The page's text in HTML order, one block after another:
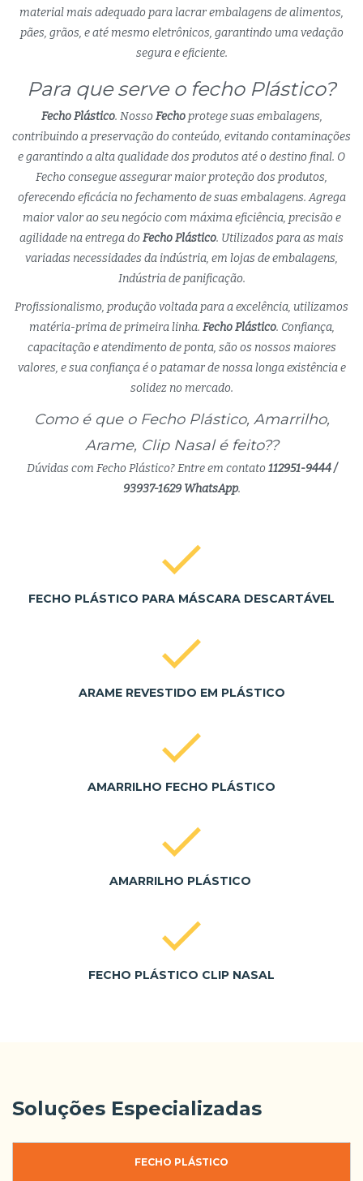
material mais adequado para lacrar embalagens de alimentos,
pães, grãos, e até mesmo eletrônicos, garantindo uma vedação
segura e eficiente.
Para que serve o fecho Plástico?
Fecho Plástico. Nosso Fechoprotege suas embalagens,
contribuindo a preservação do conteúdo, evitando contaminações
e garantindo a alta qualidade dos produtos até o destino final. O
Fecho consegue assegurar maior proteção dos produtos,
oferecendo eficácia no fechamento de suas embalagens. Agrega
maior valor ao seu negócio com máxima eficiência, precisão e
agilidade na entrega do Fecho Plástico. Utilizados para as mais
variadas necessidades da indústria, em lojas de embalagens,
Indústria de panificação.
Profissionalismo, produção voltada para a excelência, utilizamos
matéria-prima de primeira linha. Fecho Plástico. Confiança,
capacitação e atendimento de ponta, são os nossos maiores
valores, e sua confiança é o patamar de nossa longa existência e
solidez no mercado.
Como é que o Fecho Plástico, Amarrilho,
Arame, Clip Nasal é feito??
Dúvidas com Fecho Plástico? Entre em contato 112951-9444 /
93937-1629 WhatsApp.
FECHO PLÁSTICO PARA MÁSCARA DESCARTÁVEL
ARAME REVESTIDO EM PLÁSTICO
AMARRILHO FECHO PLÁSTICO
AMARRILHO PLÁSTICO
FECHO PLÁSTICO CLIP NASAL
Soluções Especializadas
FECHO PLÁSTICO